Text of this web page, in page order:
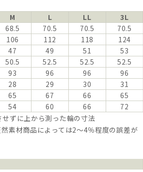
M L LL
3L
68.5 70.5 70.5
70.5
106 112 118
124
47 49 51
53
50.5 52.5 52.5
52.5
93 96 96
96
28 29 30
31
65 67 66
65
54 60 66
72
ずに上から測った輪の寸法
素材商品によっては2～4％程度の誤差が